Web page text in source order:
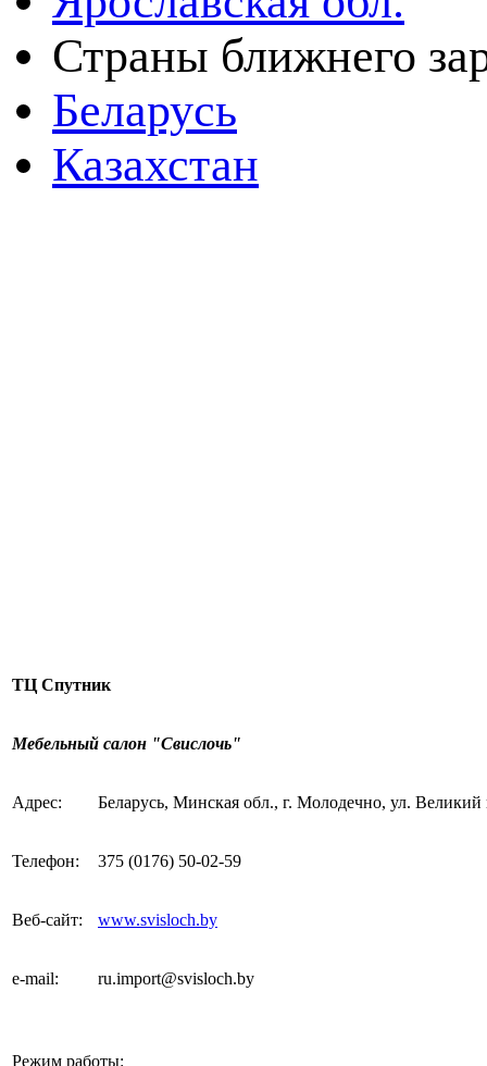
Страны ближнего
Беларусь
Казахстан
ТЦ Спутник
Мебельный салон "Свислочь"
Адрес: Беларусь, Минская обл., г. Молодечно, ул. Великий
Телефон: 375 (0176) 50-02-59
Веб-сайт: www.svisloch.by
e-mail: ru.import@svisloch.by
Режим работы: